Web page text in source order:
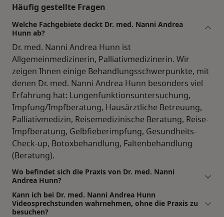
Häufig gestellte Fragen
Welche Fachgebiete deckt Dr. med. Nanni Andrea
Hunn ab?
Dr. med. Nanni Andrea Hunn ist
Allgemeinmedizinerin, Palliativmedizinerin. Wir
zeigen Ihnen einige Behandlungsschwerpunkte, mit
denen Dr. med. Nanni Andrea Hunn besonders viel
Erfahrung hat: Lungenfunktionsuntersuchung,
Impfung/Impfberatung, Hausärztliche Betreuung,
Palliativmedizin, Reisemedizinische Beratung, Reise-
Impfberatung, Gelbfieberimpfung, Gesundheits-
Check-up, Botoxbehandlung, Faltenbehandlung
(Beratung).
Wo befindet sich die Praxis von Dr. med. Nanni
Andrea Hunn?
Kann ich bei Dr. med. Nanni Andrea Hunn
Videosprechstunden wahrnehmen, ohne die Praxis zu
besuchen?